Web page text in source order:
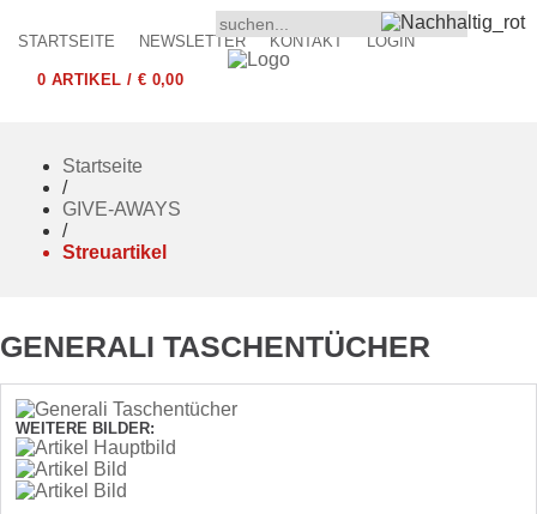
STARTSEITE NEWSLETTER KONTAKT LOGIN
0 ARTIKEL / € 0,00
Startseite
/
GIVE-AWAYS
/
Streuartikel
GENERALI TASCHENTÜCHER
WEITERE BILDER: